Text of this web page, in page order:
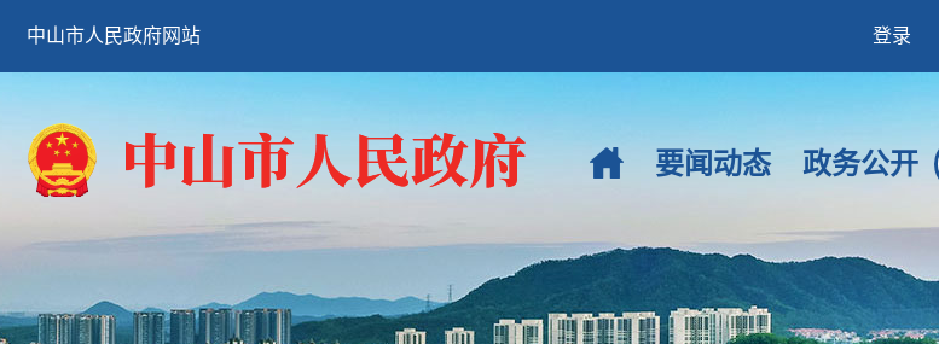
中山市人民政府网站 登录
要闻动态 政务公开